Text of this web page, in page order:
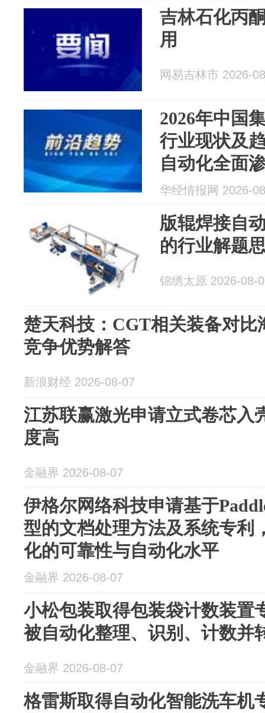
吉林石化丙
用
网易吉林市 2026-
2026年中国
行业现状及
自动化全面
「图」
华经情报网 2026-
版辊焊接自
的行业解题
锦绣太原 2026-08-
楚天科技：CGT相关装备对比
竞争优势解答
新浪财经 2026-08-07
江苏联赢激光申请立式卷芯入
度高
金融界 2026-08-07
伊格尔网络科技申请基于
型的文档处理方法及系统专利
化的可靠性与自动化水平
金融界 2026-08-07
小松包装取得包装袋计数装置
被自动化整理、识别、计数并
金融界 2026-08-07
格雷斯取得自动化智能洗车机